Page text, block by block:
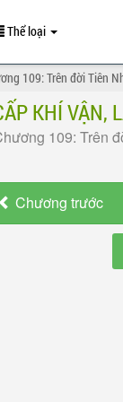
Thể loại
109: Trên đời Tiên
KHÍ VẬN,
109: Trên
Chương trước